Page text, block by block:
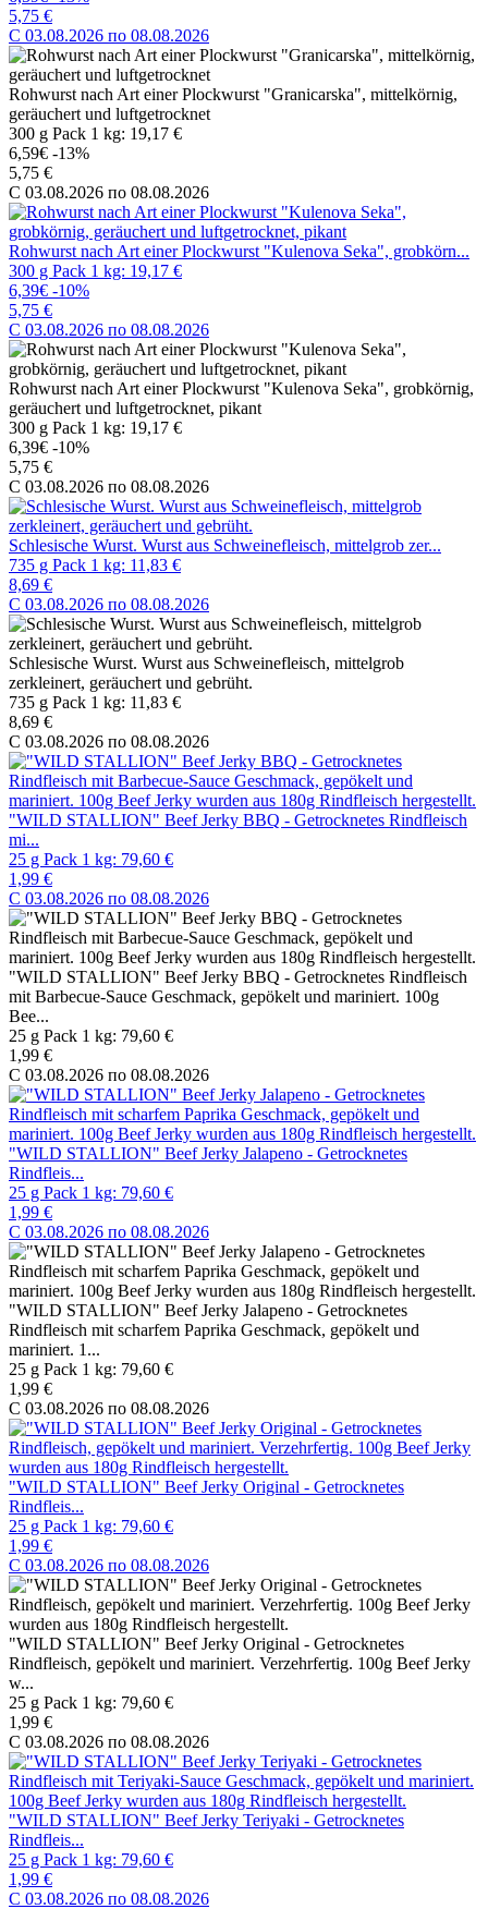
5,75 €
C 03.08.2026 по 08.08.2026
Rohwurst nach Art einer Plockwurst "Granicarska", mittelkörnig,
geräuchert und luftgetrocknet
300 g Pack 1 kg: 19,17 €
6,59€ -13%
5,75 €
C 03.08.2026 по 08.08.2026
Rohwurst nach Art einer Plockwurst "Kulenova Seka", grobkörn...
300 g Pack 1 kg: 19,17 €
6,39€ -10%
5,75 €
C 03.08.2026 по 08.08.2026
Rohwurst nach Art einer Plockwurst "Kulenova Seka", grobkörnig,
geräuchert und luftgetrocknet, pikant
300 g Pack 1 kg: 19,17 €
6,39€ -10%
5,75 €
C 03.08.2026 по 08.08.2026
Schlesische Wurst. Wurst aus Schweinefleisch, mittelgrob zer...
735 g Pack 1 kg: 11,83 €
8,69 €
C 03.08.2026 по 08.08.2026
Schlesische Wurst. Wurst aus Schweinefleisch, mittelgrob
zerkleinert, geräuchert und gebrüht.
735 g Pack 1 kg: 11,83 €
8,69 €
C 03.08.2026 по 08.08.2026
"WILD STALLION" Beef Jerky BBQ - Getrocknetes Rindfleisch
mi...
25 g Pack 1 kg: 79,60 €
1,99 €
C 03.08.2026 по 08.08.2026
"WILD STALLION" Beef Jerky BBQ - Getrocknetes Rindfleisch
mit Barbecue-Sauce Geschmack, gepökelt und mariniert. 100g
Bee...
25 g Pack 1 kg: 79,60 €
1,99 €
C 03.08.2026 по 08.08.2026
"WILD STALLION" Beef Jerky Jalapeno - Getrocknetes
Rindfleis...
25 g Pack 1 kg: 79,60 €
1,99 €
C 03.08.2026 по 08.08.2026
"WILD STALLION" Beef Jerky Jalapeno - Getrocknetes
Rindfleisch mit scharfem Paprika Geschmack, gepökelt und
mariniert. 1...
25 g Pack 1 kg: 79,60 €
1,99 €
C 03.08.2026 по 08.08.2026
"WILD STALLION" Beef Jerky Original - Getrocknetes
Rindfleis...
25 g Pack 1 kg: 79,60 €
1,99 €
C 03.08.2026 по 08.08.2026
"WILD STALLION" Beef Jerky Original - Getrocknetes
Rindfleisch, gepökelt und mariniert. Verzehrfertig. 100g Beef Jerky
w...
25 g Pack 1 kg: 79,60 €
1,99 €
C 03.08.2026 по 08.08.2026
"WILD STALLION" Beef Jerky Teriyaki - Getrocknetes
Rindfleis...
25 g Pack 1 kg: 79,60 €
1,99 €
C 03.08.2026 по 08.08.2026